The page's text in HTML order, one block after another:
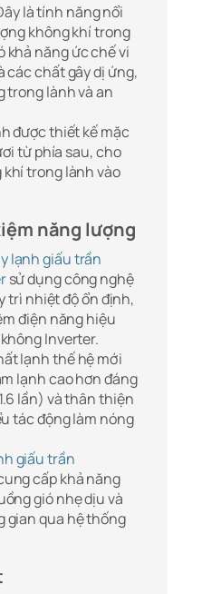
là tính năng nổi
không khí trong
khả năng ức chế vi
các chất gây dị ứng,
trong lành và an
được thiết kế mặc
từ phía sau, cho
trong lành vào
năng lượng
lạnh giấu trần
sử dụng công nghệ
trì nhiệt độ ổn định,
điện năng hiệu
Inverter.
lạnh thế hệ mới
lạnh cao hơn đáng
lần) và thân thiện
tác động làm nóng
giấu trần
cấp khả năng
gió nhẹ dịu và
gian qua hệ thống